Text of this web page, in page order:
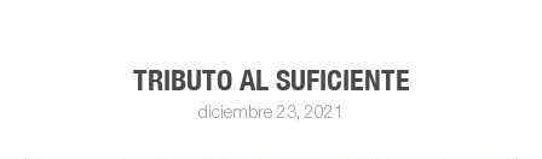
TRIBUTO AL SUFICIENTE
diciembre 23, 2021